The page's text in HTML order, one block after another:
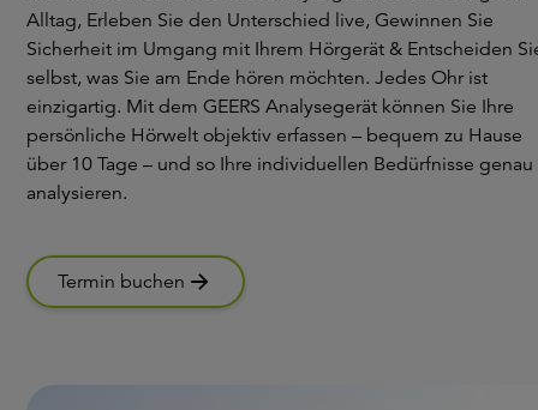
Alltag, Erleben Sie den Unterschied live, Gewinnen Sie
Sicherheit im Umgang mit Ihrem Hörgerät & Entscheiden
selbst, was Sie am Ende hören möchten. Jedes Ohr ist
einzigartig. Mit dem GEERS Analysegerät können Sie Ihre
persönliche Hörwelt objektiv erfassen – bequem zu Hause
über 10 Tage – und so Ihre individuellen Bedürfnisse genau
analysieren.
Termin buchen